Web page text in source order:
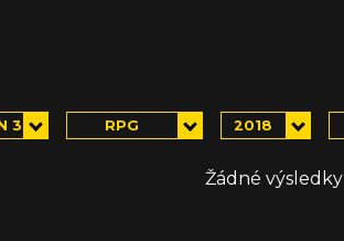
3 RPG 2018
Žádné výsledky